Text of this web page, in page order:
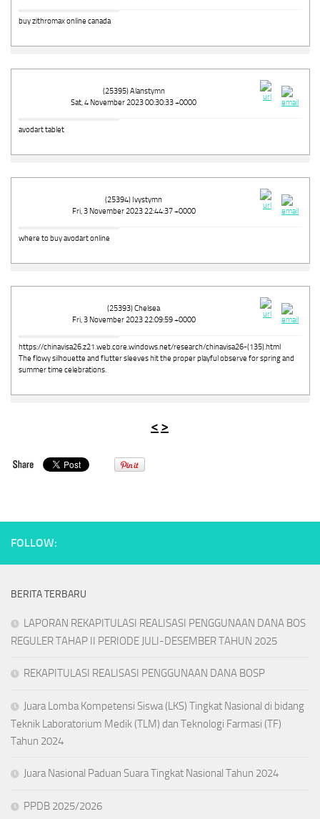
buy zithromax online canada
(25395) Alanstymn
Sat, 4 November 2023 00:30:33 +0000
avodart tablet
(25394) Ivystymn
Fri, 3 November 2023 22:44:37 +0000
where to buy avodart online
(25393) Chelsea
Fri, 3 November 2023 22:09:59 +0000
https://chinavisa26.z21.web.core.windows.net/research/chinavisa26-(135).html
The flowy silhouette and flutter sleeves hit the proper playful observe for spring and
summer time celebrations.
< >
FOLLOW:
BERITA TERBARU
LAPORAN REKAPITULASI REALISASI PENGGUNAAN DANA BOS
REGULER TAHAP II PERIODE JULI-DESEMBER TAHUN 2025
REKAPITULASI REALISASI PENGGUNAAN DANA BOSP
Juara Lomba Kompetensi Siswa (LKS) Tingkat Nasional di bidang
Teknik Laboratorium Medik (TLM) dan Teknologi Farmasi (TF)
Tahun 2024
Juara Nasional Paduan Suara Tingkat Nasional Tahun 2024
PPDB 2025/2026